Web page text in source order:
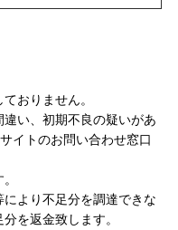
おりません。
い、初期不良の疑いがあ
イトのお問い合わせ窓口
より不足分を調達できな
を返金致します。